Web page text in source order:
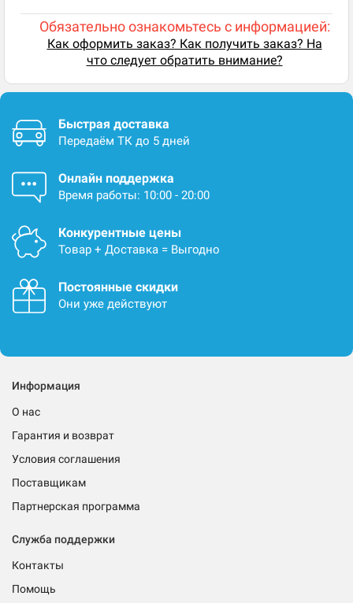
Обязательно ознакомьтесь с информацией:
Как оформить заказ? Как получить заказ? На
что следует обратить внимание?
Быстрая доставка
Передаём ТК до 5 дней
Онлайн поддержка
Время работы: 10:00 - 20:00
Конкурентные цены
Товар + Доставка = Выгодно
Постоянные скидки
Они уже действуют
Информация
О нас
Гарантия и возврат
Условия соглашения
Поставщикам
Партнерская программа
Служба поддержки
Контакты
Помощь